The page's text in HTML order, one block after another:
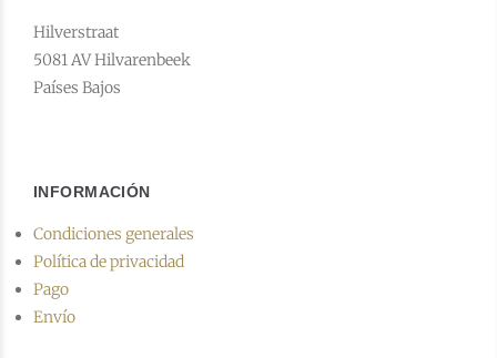
Hilverstraat
5081 AV Hilvarenbeek
Países Bajos
INFORMACIÓN
Condiciones generales
Política de privacidad
Pago
Envío